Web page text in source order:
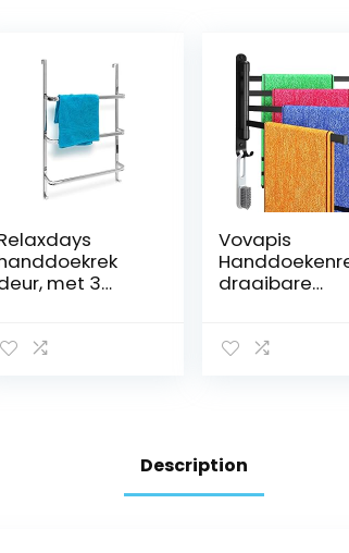
met 3
cm, zonder
Vovapis
draaibare
voor
wandmontage,
14 in 1
Description